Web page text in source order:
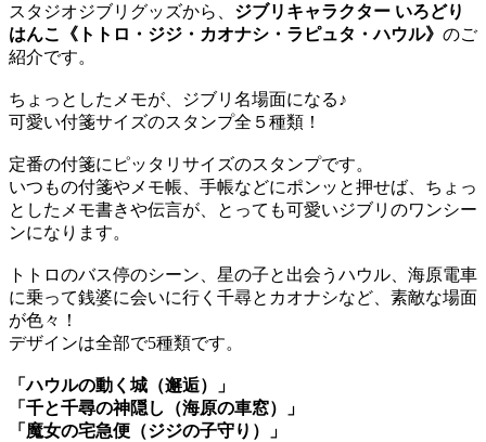
スタジオジブリグッズから、 ジブリキャラクター いろどり
はんこ《トトロ・ジジ・カオナシ・ラピュタ・ハウル》 のご
紹介です。
ちょっとしたメモが、ジブリ名場面になる♪
可愛い付箋サイズのスタンプ全５種類！
定番の付箋にピッタリサイズのスタンプです。
いつもの付箋やメモ帳、手帳などにポンッと押せば、ちょっ
としたメモ書きや伝言が、とっても可愛いジブリのワンシー
ンになります。
トトロのバス停のシーン、星の子と出会うハウル、海原電車
に乗って銭婆に会いに行く千尋とカオナシなど、素敵な場面
が色々！
デザインは全部で5種類です。
「ハウルの動く城（邂逅）」
「千と千尋の神隠し（海原の車窓）」
「魔女の宅急便（ジジの子守り）」